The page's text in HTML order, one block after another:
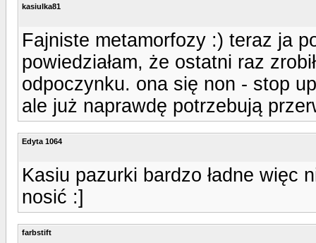
kasiulka81
Fajniste metamorfozy :) teraz ja
powiedziałam, że ostatni raz
odpoczynku. ona się non - stop
ale już naprawdę potrzebują
Edyta 1064
Kasiu pazurki bardzo ładne więc
nosić :]
farbstift